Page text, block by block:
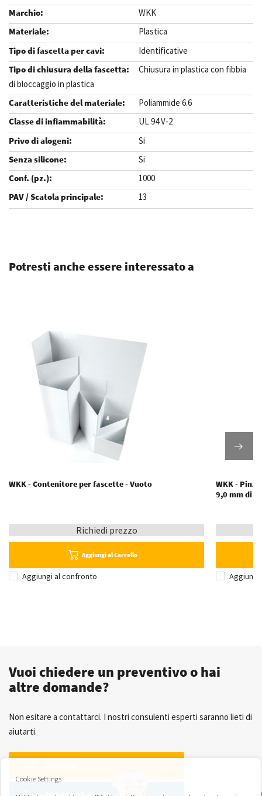
WKK
Plastica
Identificative
Chiusura in plastica con fibbia
di bloccaggio in plastica
Poliammide 6.6
UL 94 V-2
Si
Si
1000
13
Potresti anche essere interessato a
WKK - Contenitore per fascette - Vuoto
Richiedi prezzo
Aggiungi al Carrello
Aggiungi al confronto
WKK -
9,0 mm di
Vuoi chiedere un preventivo o hai
altre domande?
Non esitare a contattarci. I nostri consulenti esperti saranno lieti di
aiutarti.
Cookie Settings